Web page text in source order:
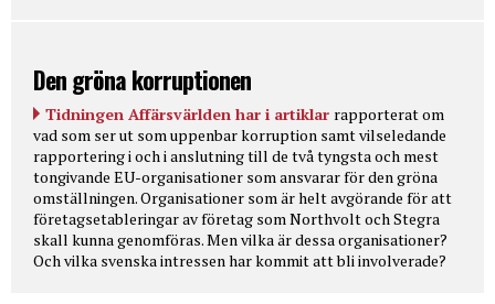
Den gröna korruptionen
Tidningen Affärsvärlden har i artiklar rapporterat om
vad som ser ut som uppenbar korruption samt vilseledande
rapportering i och i anslutning till de två tyngsta och mest
tongivande EU-organisationer som ansvarar för den gröna
omställningen. Organisationer som är helt avgörande för att
företagsetableringar av företag som Northvolt och Stegra
skall kunna genomföras. Men vilka är dessa organisationer?
Och vilka svenska intressen har kommit att bli involverade?